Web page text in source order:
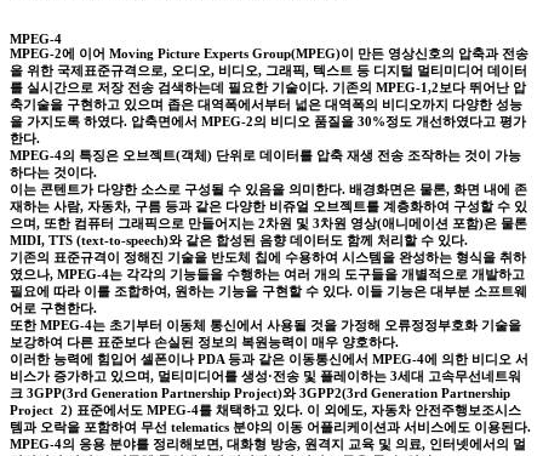
MPEG-4
MPEG-2에 이어 Moving Picture Experts Group(MPEG)이 만든 영상신호의 압축과 전송
을 위한 국제표준규격으로, 오디오, 비디오, 그래픽, 텍스트 등 디지털 멀티미디어 데이터
를 실시간으로 저장 전송 검색하는데 필요한 기술이다. 기존의 MPEG-1,2보다 뛰어난 압
축기술을 구현하고 있으며 좁은 대역폭에서부터 넓은 대역폭의 비디오까지 다양한 성능
을 가지도록 하였다. 압축면에서 MPEG-2의 비디오 품질을 30%정도 개선하였다고 평가
한다.
MPEG-4의 특징은 오브젝트(객체) 단위로 데이터를 압축 재생 전송 조작하는 것이 가능
하다는 것이다.
이는 콘텐트가 다양한 소스로 구성될 수 있음을 의미한다. 배경화면은 물론, 화면 내에 존
재하는 사람, 자동차, 구름 등과 같은 다양한 비쥬얼 오브젝트를 계층화하여 구성할 수 있
으며, 또한 컴퓨터 그래픽으로 만들어지는 2차원 및 3차원 영상(애니메이션 포함)은 물론
MIDI, TTS (text-to-speech)와 같은 합성된 음향 데이터도 함께 처리할 수 있다.
기존의 표준규격이 정해진 기술을 반도체 칩에 수용하여 시스템을 완성하는 형식을 취하
였으나, MPEG-4는 각각의 기능들을 수행하는 여러 개의 도구들을 개별적으로 개발하고
필요에 따라 이를 조합하여, 원하는 기능을 구현할 수 있다. 이들 기능은 대부분 소프트웨
어로 구현한다.
또한 MPEG-4는 초기부터 이동체 통신에서 사용될 것을 가정해 오류정정부호화 기술을
보강하여 다른 표준보다 손실된 정보의 복원능력이 매우 양호하다.
이러한 능력에 힘입어 셀폰이나 PDA 등과 같은 이동통신에서 MPEG-4에 의한 비디오 서
비스가 증가하고 있으며, 멀티미디어를 생성·전송 및 플레이하는 3세대 고속무선네트워
크 3GPP(3rd Generation Partnership Project)와 3GPP2(3rd Generation Partnership
Project 2) 표준에서도 MPEG-4를 채택하고 있다. 이 외에도, 자동차 안전주행보조시스
템과 오락을 포함하여 무선 telematics 분야의 이동 어플리케이션과 서비스에도 이용된다.
MPEG-4의 응용 분야를 정리해보면, 대화형 방송, 원격지 교육 및 의료, 인터넷에서의 멀